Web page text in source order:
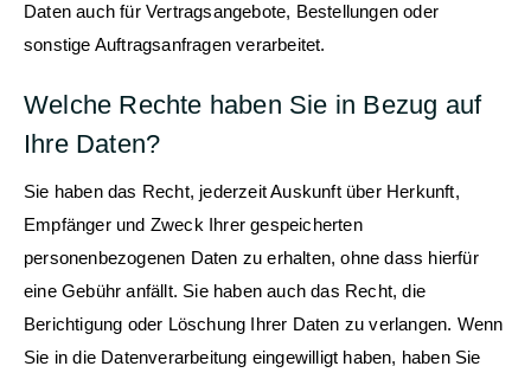
Daten auch für Vertragsangebote, Bestellungen oder
sonstige Auftragsanfragen verarbeitet.
Welche Rechte haben Sie in Bezug auf
Ihre Daten?
Sie haben das Recht, jederzeit Auskunft über Herkunft,
Empfänger und Zweck Ihrer gespeicherten
personenbezogenen Daten zu erhalten, ohne dass hierfür
eine Gebühr anfällt. Sie haben auch das Recht, die
Berichtigung oder Löschung Ihrer Daten zu verlangen. Wenn
Sie in die Datenverarbeitung eingewilligt haben, haben Sie